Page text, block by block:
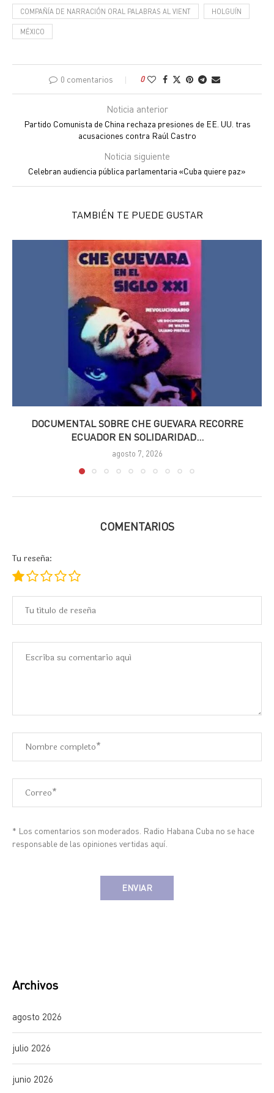
COMPAÑÍA DE NARRACIÓN ORAL PALABRAS AL VIENT HOLGUÍN
MÉXICO
0 comentarios 0
Noticia anterior
Partido Comunista de China rechaza presiones de EE. UU. tras
acusaciones contra Raúl Castro
Noticia siguiente
Celebran audiencia pública parlamentaria «Cuba quiere paz»
TAMBIÉN TE PUEDE GUSTAR
DOCUMENTAL SOBRE CHE GUEVARA RECORRE
ECUADOR EN SOLIDARIDAD...
agosto 7, 2026
COMENTARIOS
Tu reseña:
* Los comentarios son moderados. Radio Habana Cuba no se hace
responsable de las opiniones vertidas aquí.
Archivos
agosto 2026
julio 2026
junio 2026